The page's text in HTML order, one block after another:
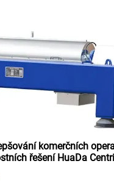
komerčních
řešení HuaDa